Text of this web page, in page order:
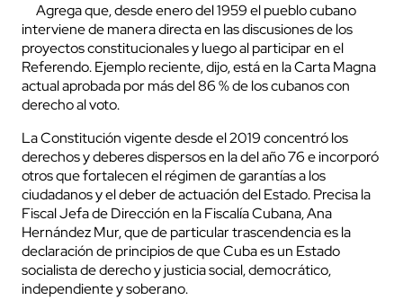
Agrega que, desde enero del 1959 el pueblo cubano
interviene de manera directa en las discusiones de los
proyectos constitucionales y luego al participar en el
Referendo. Ejemplo reciente, dijo, está en la Carta Magna
actual aprobada por más del 86 % de los cubanos con
derecho al voto.
La Constitución vigente desde el 2019 concentró los
derechos y deberes dispersos en la del año 76 e incorporó
otros que fortalecen el régimen de garantías a los
ciudadanos y el deber de actuación del Estado. Precisa la
Fiscal Jefa de Dirección en la Fiscalía Cubana, Ana
Hernández Mur, que de particular trascendencia es la
declaración de principios de que Cuba es un Estado
socialista de derecho y justicia social, democrático,
independiente y soberano.